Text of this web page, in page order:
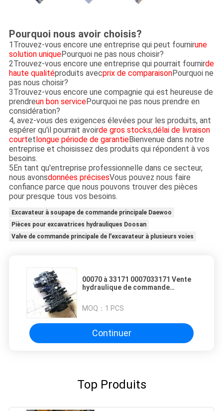
Pourquoi nous avoir choisis?
1Trouvez-vous encore une entreprise qui peut fournirune
solution uniquePourquoi ne pas nous choisir?
2Trouvez-vous encore une entreprise qui pourrait fournirde
haute qualitéproduits avecprix de comparaisonPourquoi ne
pas nous choisir?
3Trouvez-vous encore une compagnie qui est heureuse de
prendreun bon servicePourquoi ne pas nous prendre en
considération?
4, avez-vous des exigences élevées pour les produits, ant
espérer qu'il pourrait avoirde gros stocks,délai de livraison
courtetlongue période de garantieBienvenue dans notre
entreprise et choisissez des produits qui répondent à vos
besoins.
5En tant qu'entreprise professionnelle dans ce secteur,
nous avonsdonnées précisesVous pouvez nous faire
confiance parce que nous pouvons trouver des pièces
pour presque tous vos besoins.
Excavateur à soupape de commande principale Daewoo
Pièces pour excavatrices hydrauliques Doosan
Valve de commande principale de l'excavateur à plusieurs voies
00070 à 33171 0007033171 Vente
hydraulique de commande
DX60
MOQ： 1 PCS
Continuer
Top Produits